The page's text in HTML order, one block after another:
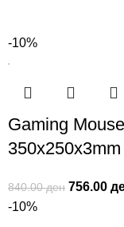
-10%
Gaming
840.00ден 756.00
-10%